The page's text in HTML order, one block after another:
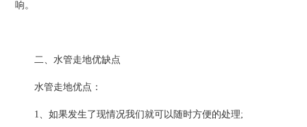
响。
二、水管走地优缺点
水管走地优点：
1、如果发生了现情况我们就可以随时方便的处理;